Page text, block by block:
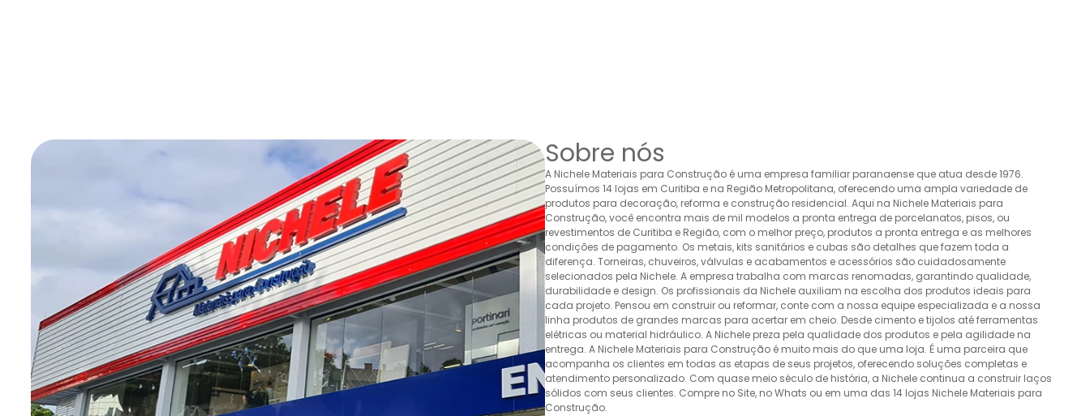
Sobre nós
A Nichele Materiais para Construção é uma empresa familiar paranaense que atua desde 1976.
Possuímos 14 lojas em Curitiba e na Região Metropolitana, oferecendo uma ampla variedade de
produtos para decoração, reforma e construção residencial. Aqui na Nichele Materiais para
Construção, você encontra mais de mil modelos a pronta entrega de porcelanatos, pisos, ou
revestimentos de Curitiba e Região, com o melhor preço, produtos a pronta entrega e as melhores
condições de pagamento. Os metais, kits sanitários e cubas são detalhes que fazem toda a
diferença. Torneiras, chuveiros, válvulas e acabamentos e acessórios são cuidadosamente
selecionados pela Nichele. A empresa trabalha com marcas renomadas, garantindo qualidade,
durabilidade e design. Os profissionais da Nichele auxiliam na escolha dos produtos ideais para
cada projeto. Pensou em construir ou reformar, conte com a nossa equipe especializada e a nossa
linha produtos de grandes marcas para acertar em cheio. Desde cimento e tijolos até ferramentas
elétricas ou material hidráulico. A Nichele preza pela qualidade dos produtos e pela agilidade na
entrega. A Nichele Materiais para Construção é muito mais do que uma loja. É uma parceira que
acompanha os clientes em todas as etapas de seus projetos, oferecendo soluções completas e
atendimento personalizado. Com quase meio século de história, a Nichele continua a construir laços
sólidos com seus clientes. Compre no Site, no Whats ou em uma das 14 lojas Nichele Materiais para
Construção.